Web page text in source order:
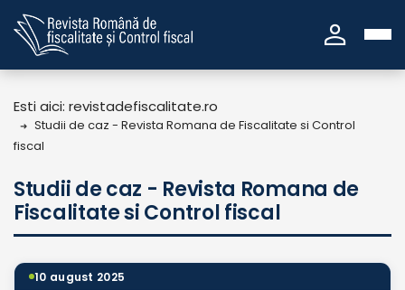
person
Esti aici: revistadefiscalitate.ro
Studii de caz - Revista Romana de Fiscalitate si Control
fiscal
Studii de caz - Revista Romana de
Fiscalitate si Control fiscal
10 august 2025